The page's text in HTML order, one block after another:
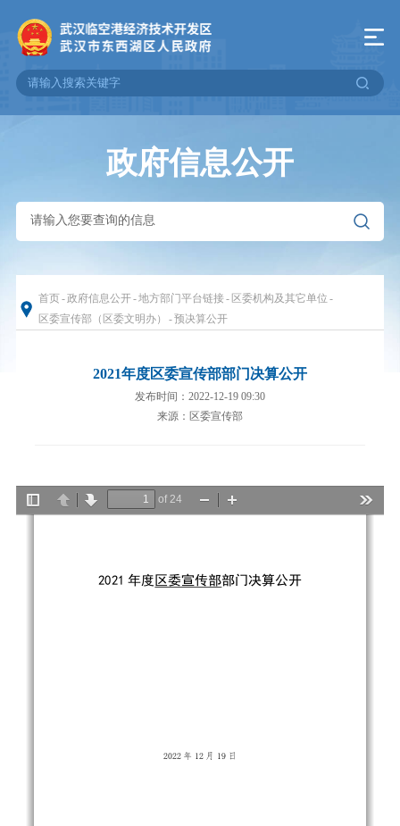
政府信息公开
首页-政府信息公开-地方部门平台链接- 区委机构及其它单位 -
区委宣传部（区委文明办）
-预决算公开
2021年度区委宣传部部门决算公开
发布时间：2022-12-19 09:30
来源：区委宣传部